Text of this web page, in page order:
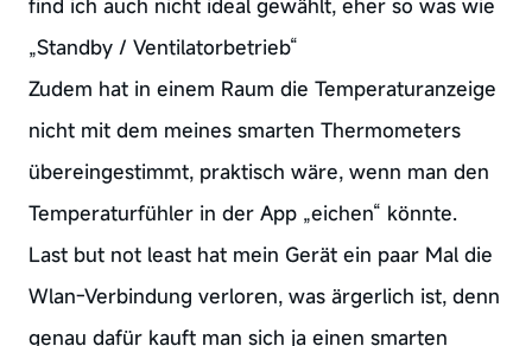
find ich auch nicht ideal gewählt, eher so was wie
„Standby / Ventilatorbetrieb“
Zudem hat in einem Raum die Temperaturanzeige
nicht mit dem meines smarten Thermometers
übereingestimmt, praktisch wäre, wenn man den
Temperaturfühler in der App „eichen“ könnte.
Last but not least hat mein Gerät ein paar Mal die
Wlan-Verbindung verloren, was ärgerlich ist, denn
genau dafür kauft man sich ja einen smarten